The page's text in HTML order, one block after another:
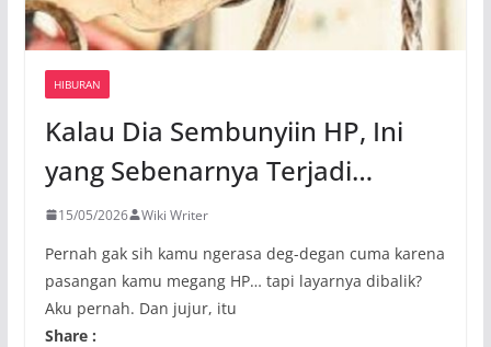
HIBURAN
Kalau Dia Sembunyiin HP, Ini
yang Sebenarnya Terjadi…
15/05/2026 Wiki Writer
Pernah gak sih kamu ngerasa deg-degan cuma karena
pasangan kamu megang HP… tapi layarnya dibalik?
Aku pernah. Dan jujur, itu
Share :